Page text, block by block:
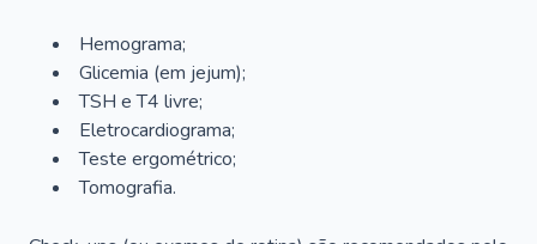
Hemograma;
Glicemia (em jejum);
TSH e T4 livre;
Eletrocardiograma;
Teste ergométrico;
Tomografia.